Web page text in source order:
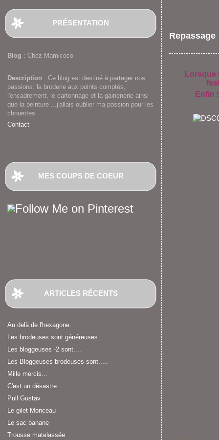
PRÉSENTATION
Blog : Chez Mamicoco
Description : Ce blog est destiné à partager nos
passions: la broderie aux points comptés,
l'encadrement, le cartonnage et la gainenerie ainsi
que la peinture ...j'allais oublier ma passion pour les
chouettes
Contact
MES COUPS DE COEUR
ARTICLES RÉCENTS
Au delà de l'hexagone.
Les brodeuses sont généreuses...
Les bloggeuses -2 sont....
Les Bloggeuses-brodeuses sont.....
Mille mercis...
C'est un désastre....
Pull Gustav
Le gilet Monceau
Le sac banane
Trousse matelassée
Repassage
Lorsque
Enfin